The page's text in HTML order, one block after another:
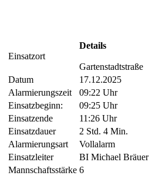
Einsatzort
Details
Gartenstadtstraße
Datum
17.12.2025
Alarmierungszeit
09:22 Uhr
Einsatzbeginn:
09:25 Uhr
Einsatzende
11:26 Uhr
Einsatzdauer
2 Std. 4 Min.
Alarmierungsart
Vollalarm
Einsatzleiter
BI Michael Bräuer
Mannschaftsstärke 6